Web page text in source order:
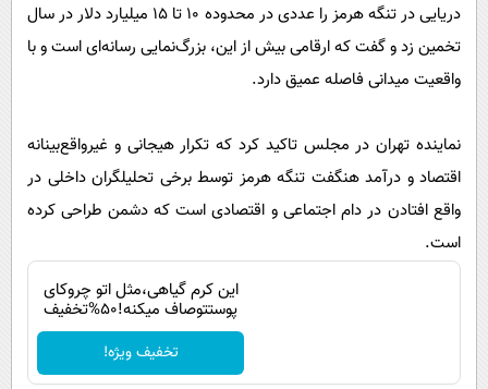
بین الملل
سیاست خارجی
دریایی در تنگه هرمز را عددی در محدوده ۱۰ تا ۱۵ میلیارد دلار در سال
تخمین زد و گفت که ارقامی بیش از این، بزرگ‌نمایی رسانه‌ای است و با
واقعیت میدانی فاصله عمیق دارد.
نماینده تهران در مجلس تاکید کرد که تکرار هیجانی و غیرواقع‌بینانه
اقتصاد و درآمد هنگفت تنگه هرمز توسط برخی تحلیلگران داخلی در
واقع افتادن در دام اجتماعی و اقتصادی است که دشمن طراحی کرده
است.
این کرم گیاهی،مثل اتو چروکای
پوستتوصاف میکنه!50%تخفیف
تخفیف ویژه!